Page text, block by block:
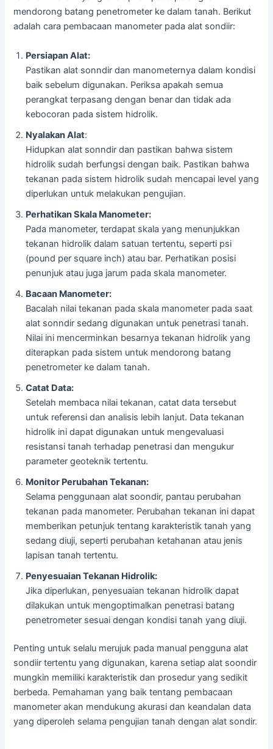
mendorong batang penetrometer ke dalam tanah. Berikut
adalah cara pembacaan manometer pada alat sondiir:
Persiapan Alat:
Pastikan alat sonndir dan manometernya dalam kondisi
baik sebelum digunakan. Periksa apakah semua
perangkat terpasang dengan benar dan tidak ada
kebocoran pada sistem hidrolik.
Nyalakan Alat:
Hidupkan alat sonndir dan pastikan bahwa sistem
hidrolik sudah berfungsi dengan baik. Pastikan bahwa
tekanan pada sistem hidrolik sudah mencapai level yang
diperlukan untuk melakukan pengujian.
Perhatikan Skala Manometer:
Pada manometer, terdapat skala yang menunjukkan
tekanan hidrolik dalam satuan tertentu, seperti psi
(pound per square inch) atau bar. Perhatikan posisi
penunjuk atau juga jarum pada skala manometer.
Bacaan Manometer:
Bacalah nilai tekanan pada skala manometer pada saat
alat sonndir sedang digunakan untuk penetrasi tanah.
Nilai ini mencerminkan besarnya tekanan hidrolik yang
diterapkan pada sistem untuk mendorong batang
penetrometer ke dalam tanah.
Catat Data:
Setelah membaca nilai tekanan, catat data tersebut
untuk referensi dan analisis lebih lanjut. Data tekanan
hidrolik ini dapat digunakan untuk mengevaluasi
resistansi tanah terhadap penetrasi dan mengukur
parameter geoteknik tertentu.
Monitor Perubahan Tekanan:
Selama penggunaan alat soondir, pantau perubahan
tekanan pada manometer. Perubahan tekanan ini dapat
memberikan petunjuk tentang karakteristik tanah yang
sedang diuji, seperti perubahan ketahanan atau jenis
lapisan tanah tertentu.
Penyesuaian Tekanan Hidrolik:
Jika diperlukan, penyesuaian tekanan hidrolik dapat
dilakukan untuk mengoptimalkan penetrasi batang
penetrometer sesuai dengan kondisi tanah yang diuji.
Penting untuk selalu merujuk pada manual pengguna alat
sondiir tertentu yang digunakan, karena setiap alat soondir
mungkin memiliki karakteristik dan prosedur yang sedikit
berbeda. Pemahaman yang baik tentang pembacaan
manometer akan mendukung akurasi dan keandalan data
yang diperoleh selama pengujian tanah dengan alat sondir.